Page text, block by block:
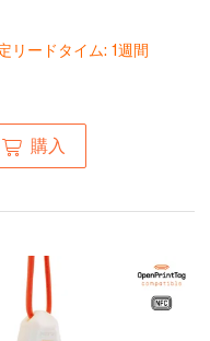
リードタイム: 1週間
購入